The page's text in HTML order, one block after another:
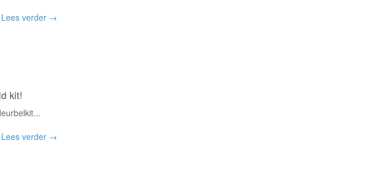
Lees verder →
kit!
Lees verder →